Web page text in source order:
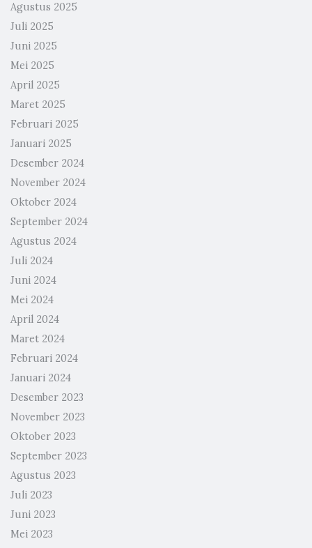
Agustus 2025
Juli 2025
Juni 2025
Mei 2025
April 2025
Maret 2025
Februari 2025
Januari 2025
Desember 2024
November 2024
Oktober 2024
September 2024
Agustus 2024
Juli 2024
Juni 2024
Mei 2024
April 2024
Maret 2024
Februari 2024
Januari 2024
Desember 2023
November 2023
Oktober 2023
September 2023
Agustus 2023
Juli 2023
Juni 2023
Mei 2023